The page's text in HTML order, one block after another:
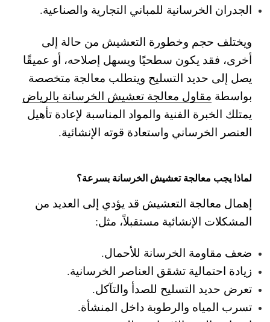
الجدران الخرسانية للمباني التجارية والصناعية.
ويختلف حجم وخطورة التعشيش من حالة إلى
أخرى، فقد يكون سطحيًا ويسهل إصلاحه، أو عميقًا
يصل إلى حديد التسليح ويتطلب معالجة متخصصة
بواسطة مقاول معالجة تعشيش الخرسانة بالرياض
يمتلك الخبرة الفنية والمواد المناسبة لإعادة تأهيل
العنصر الخرساني واستعادة قوته الإنشائية.
لماذا يجب معالجة تعشيش الخرسانة بسرعة؟
إهمال معالجة التعشيش قد يؤدي إلى العديد من
المشكلات الإنشائية مستقبلاً، مثل:
ضعف مقاومة الخرسانة للأحمال.
زيادة احتمالية تشقق العناصر الخرسانية.
تعرض حديد التسليح للصدأ والتآكل.
تسرب المياه والرطوبة داخل المنشأة.